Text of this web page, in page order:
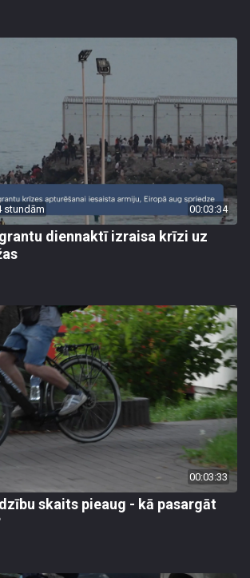
stundām 00:03:34
diennaktī izraisa krīzi uz
00:03:33
skaits pieaug - kā pasargāt